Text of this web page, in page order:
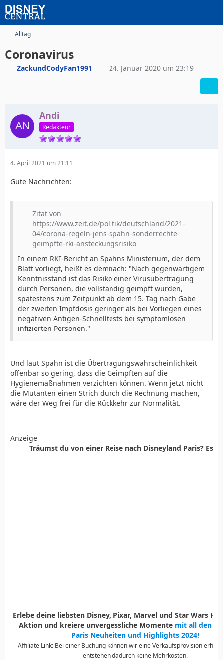
Alltag
Coronavirus
ZackundCodyFan1991 24. Januar 2020 um 23:19
Andi
Redakteur
4. April 2021 um 21:11
Gute Nachrichten:
Zitat von
https://www.zeit.de/politik/deutschland/2021-
04/corona-regeln-jens-spahn-sonderrechte-
geimpfte-rki-ansteckungsrisiko
In einem RKI-Bericht an Spahns Ministerium, der dem
Blatt vorliegt, heißt es demnach: "Nach gegenwärtigem
Kenntnisstand ist das Risiko einer Virusübertragung
durch Personen, die vollständig geimpft wurden,
spätestens zum Zeitpunkt ab dem 15. Tag nach Gabe
der zweiten Impfdosis geringer als bei Vorliegen eines
negativen Antigen-Schnelltests bei symptomlosen
infizierten Personen."
Und laut Spahn ist die Übertragungswahrscheinlichkeit
offenbar so gering, dass die Geimpften auf die
Hygienemaßnahmen verzichten können. Wenn jetzt nicht
die Mutanten einen Strich durch die Rechnung machen,
wäre der Weg frei für die Rückkehr zur Normalität.
Anzeige
Träumst du von einer Reise nach Disneyland Paris? Es
Erlebe deine liebsten Disney, Pixar, Marvel und Star Wars
Aktion und kreiere unvergessliche Momente mit all den
Paris Neuheiten und Highlights 2024!
Affiliate Link: Bei einer Buchung können wir eine Verkaufsprovision
entstehen dadurch keine Mehrkosten.